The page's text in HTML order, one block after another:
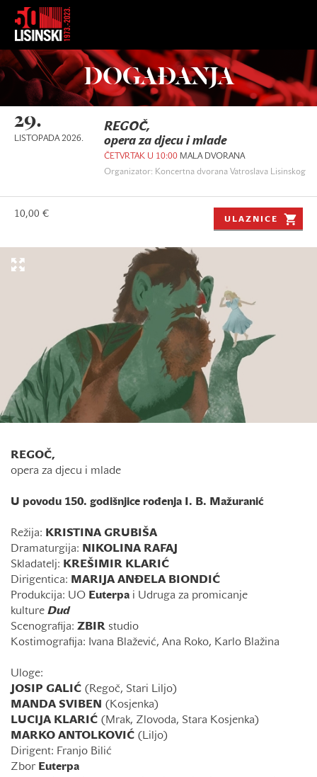
DOGAĐANJA
29.
LISTOPADA 2026.
REGOČ,
opera za djecu i mlade
ČETVRTAK U 10:00 MALA DVORANA
Organizator: Koncertna dvorana Vatroslava Lisinskog
10,00 €
ULAZNICE
REGOČ,
opera za djecu i mlade
U povodu 150. godišnjice rođenja I. B. Mažuranić
Režija:
KRISTINA GRUBIŠA
Dramaturgija:
NIKOLINA RAFAJ
Skladatelj:
KREŠIMIR KLARIĆ
Dirigentica:
MARIJA ANĐELA BIONDIĆ
Produkcija: UO Euterpa i Udruga za promicanje
kulture Dud
Scenografija: ZBIR studio
Kostimografija: Ivana Blažević, Ana Roko, Karlo Blažina
Uloge:
JOSIP GALIĆ (Regoč, Stari Liljo)
MANDA SVIBEN (Kosjenka)
LUCIJA KLARIĆ (Mrak, Zlovoda, Stara Kosjenka)
MARKO ANTOLKOVIĆ (Liljo)
Dirigent: Franjo Bilić
Zbor Euterpa